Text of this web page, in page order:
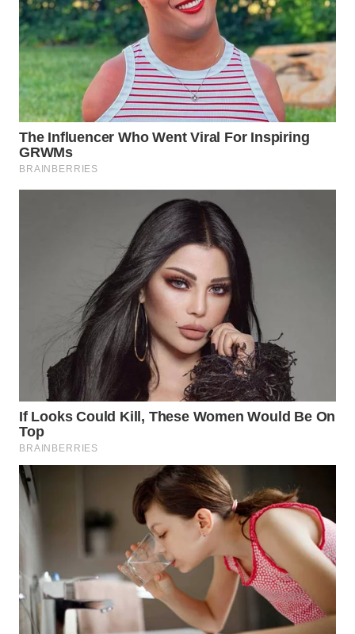
CIANJUR
WN
KEPULAUAN
SERIBU
WN
TANGERANG
INDRAMAYU
WN
KUNINGAN
WN
MAJALENGKA
SUBANG
WN
PURWAKARTA